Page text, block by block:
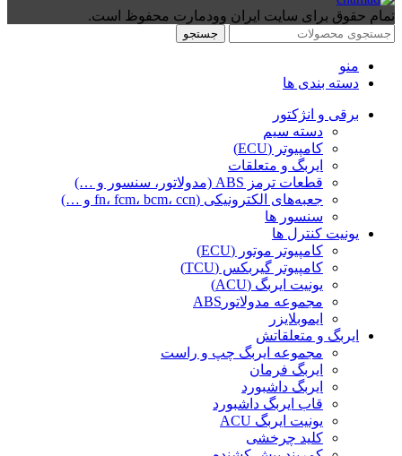
تمام حقوق برای سایت ایران وودمارت محفوظ است.
جستجو
منو
دسته بندی ها
برقی و انژکتور
دسته سیم
کامپیوتر (ECU)
ایربگ و متعلقات
قطعات ترمز ABS (مدولاتور، سنسور و …)
جعبه‌های الکترونیکی (fn، fcm، bcm، ccn و …)
سنسور ها
یونیت کنترل ها
کامپیوتر موتور (ECU)
کامپیوتر گیربکس (TCU)
یونیت ایربگ (ACU)
مجموعه مدولاتورABS
ایموبلایزر
ایربگ و متعلقاتش
مجموعه ایربگ چپ و راست
ایربگ فرمان
ایربگ داشبورد
قاب ایربگ داشبورد
یونیت ایربگ ACU
کلید چرخشی